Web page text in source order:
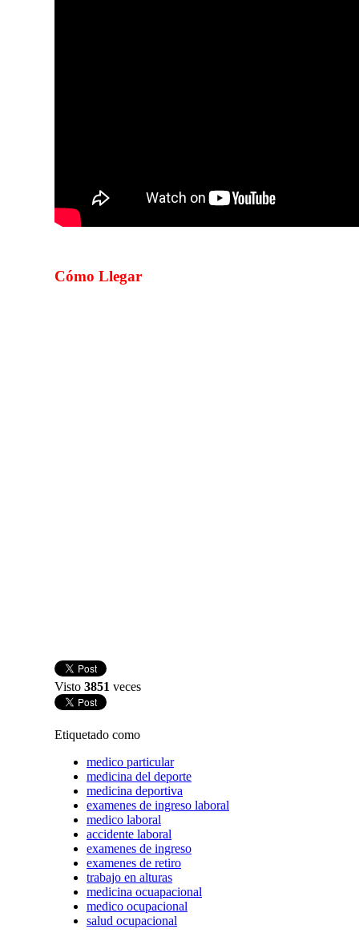
Cómo Llegar
Visto 3851 veces
Etiquetado como
medico particular
medicina del deporte
medicina deportiva
examenes de ingreso laboral
medico laboral
accidente laboral
examenes de ingreso
examenes de retiro
trabajo en alturas
medicina ocuapacional
medico ocupacional
salud ocupacional